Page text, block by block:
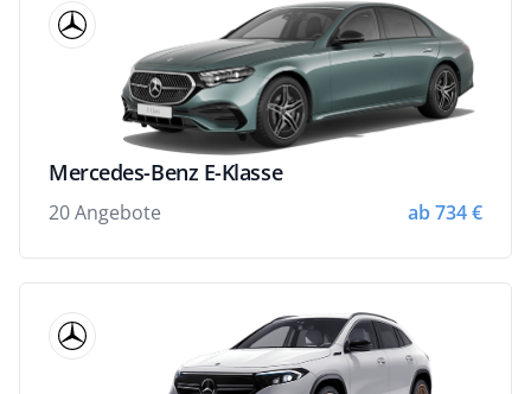
Mercedes-Benz E-Klasse
20 Angebote ab 734 €